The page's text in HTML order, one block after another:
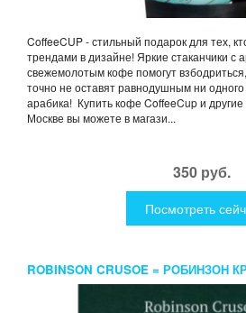
CoffeeCUP - стильный подарок для тех,
трендами в дизайне! Яркие стаканчики с
свежемолотым кофе помогут
точно не оставят равнодушным ни
арабика! Купить кофе CoffeeCup и другие
Москве вы можете в магази...
350 руб.
Посмотреть
ROBINSON CRUSOE = РОБИНЗОН
АНГЛ.ЯЗ. ДЕФО Д.